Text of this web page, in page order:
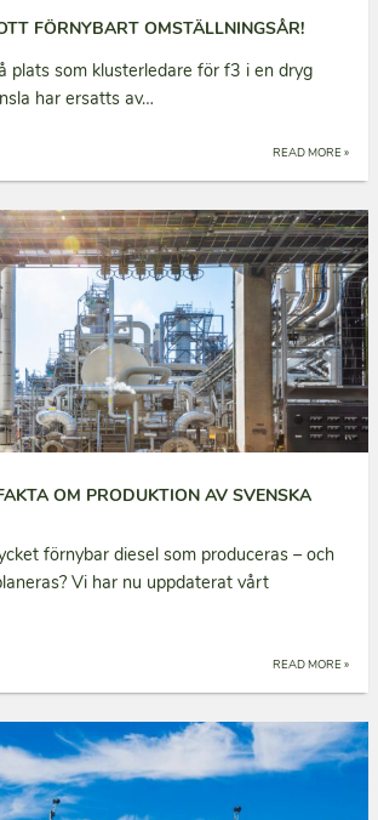
FÖRNYBART OMSTÄLLNINGSÅR!
plats som klusterledare för f3 i en dryg
har ersatts av…
READ MORE »
OM PRODUKTION AV SVENSKA
förnybar diesel som produceras – och
Vi har nu uppdaterat vårt
READ MORE »